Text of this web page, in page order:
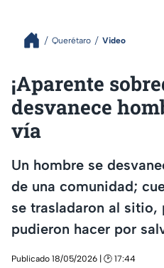
Querétaro Video
¡Aparente
desvanece
vía
Un hombre se
de una comunidad;
se trasladaron al sitio,
pudieron hacer por
Publicado 18/05/2026 | 🕑 17:44